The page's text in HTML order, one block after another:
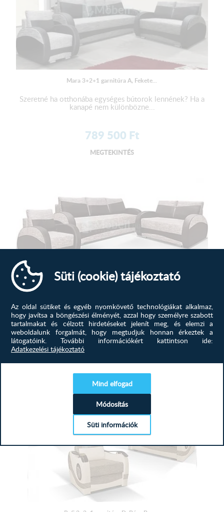
2-es elem
Mélység: 94 cm
Szélesség: 145 cm
Magasság: 74 cm
Mélység: 94 cm
A terméket elemenként, csomagolva szállítjuk!
Mara 3+2+1 garnitúra A, Fekete...
Szeretné ha otthonába egységes bútorok lennének? Ha a
kanapé nem különbözne...
789 500 Ft
MEGTEKINTÉS
Szeretné ha otthonába egységes bútorok lennének? Ha a
kanapé nem különbözne...
Süti (cookie) tájékoztató
Az oldal sütiket és egyéb nyomkövető technológiákat alkalmaz,
hogy javítsa a böngészési élményét, azzal hogy személyre szabott
tartalmakat és célzott hirdetéseket jelenít meg, és elemzi a
weboldalunk forgalmát, hogy megtudjuk honnan érkeztek a
látogatóink.
További információkért kattintson ide:
Adatkezelési tájékoztató
Mind elfogad
Módosítás
Süti információk